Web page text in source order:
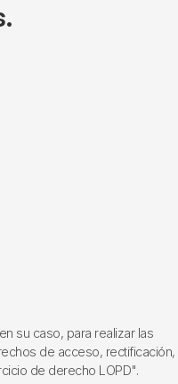
su caso, para realizar las
de acceso, rectificación,
de derecho LOPD".